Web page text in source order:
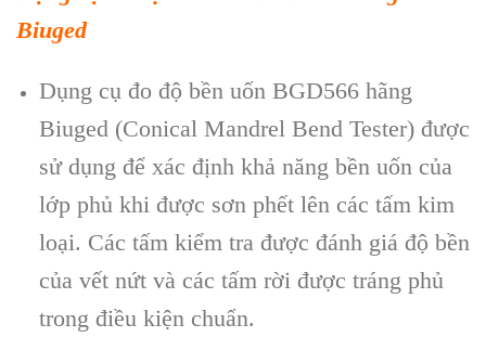
Biuged
Dụng cụ đo độ bền uốn BGD566 hãng
Biuged (Conical Mandrel Bend Tester) được
sử dụng để xác định khả năng bền uốn của
lớp phủ khi được sơn phết lên các tấm kim
loại. Các tấm kiểm tra được đánh giá độ bền
của vết nứt và các tấm rời được tráng phủ
trong điều kiện chuẩn.